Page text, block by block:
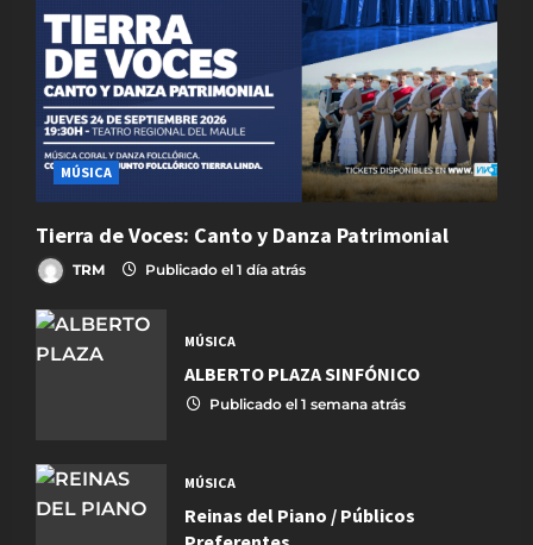
MÚSICA
Tierra de Voces: Canto y Danza Patrimonial
TRM Publicado el 1 día atrás
MÚSICA
ALBERTO PLAZA SINFÓNICO
Publicado el 1 semana atrás
MÚSICA
Reinas del Piano / Públicos